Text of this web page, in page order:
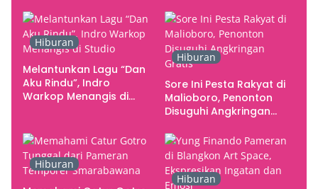
Yogyakarta sebagai
Pusat Pergerakan Seni
Rupa Indonesia
Hiburan
Melantunkan Lagu “Dan
Aku Rindu”, Indro
Warkop Menangis di
Hiburan
Sore Ini Pesta Rakyat di
Malioboro, Penonton
Disuguhi Angkringan
Hiburan
Hiburan